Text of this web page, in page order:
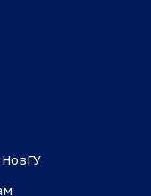
НовГУ